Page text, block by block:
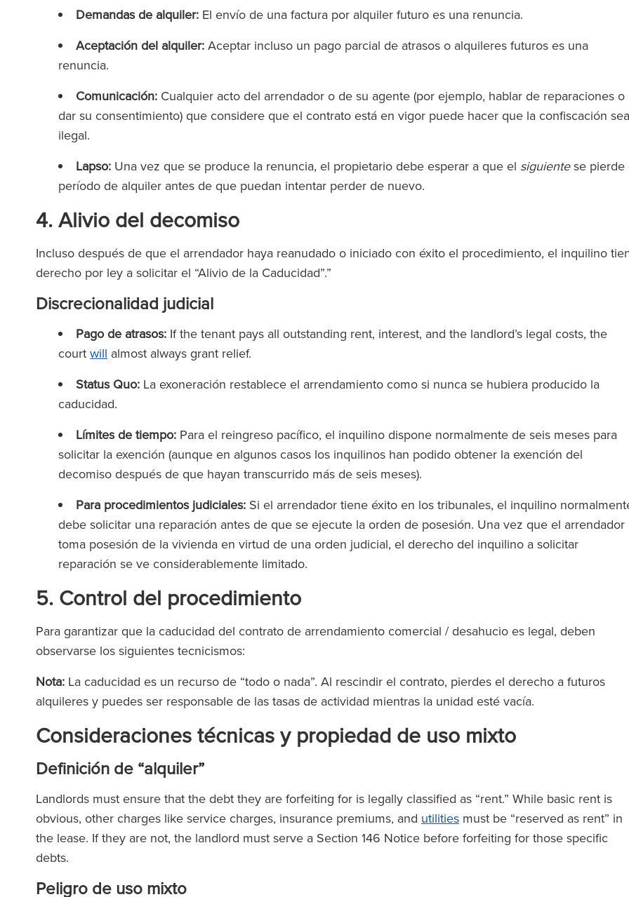
Demandas de alquiler: El envío de una factura por alquiler futuro es una renuncia.
Aceptación del alquiler: Aceptar incluso un pago parcial de atrasos o alquileres futuros es una
renuncia.
Comunicación: Cualquier acto del arrendador o de su agente (por ejemplo, hablar de reparaciones o
dar su consentimiento) que considere que el contrato está en vigor puede hacer que la confiscación sea
ilegal.
Lapso: Una vez que se produce la renuncia, el propietario debe esperar a que el siguientese pierde
período de alquiler antes de que puedan intentar perder de nuevo.
4. Alivio del decomiso
Incluso después de que el arrendador haya reanudado o iniciado con éxito el procedimiento, el inquilino
derecho por ley a solicitar el “Alivio de la Caducidad”.”
Discrecionalidad judicial
Pago de atrasos: If the tenant pays all outstanding rent, interest, and the landlord’s legal costs, the
court will almost always grant relief.
Status Quo: La exoneración restablece el arrendamiento como si nunca se hubiera producido la
caducidad.
Límites de tiempo: Para el reingreso pacífico, el inquilino dispone normalmente de seis meses para
solicitar la exención (aunque en algunos casos los inquilinos han podido obtener la exención del
decomiso después de que hayan transcurrido más de seis meses).
Para procedimientos judiciales: Si el arrendador tiene éxito en los tribunales, el inquilino
debe solicitar una reparación antes de que se ejecute la orden de posesión. Una vez que el arrendador
toma posesión de la vivienda en virtud de una orden judicial, el derecho del inquilino a solicitar
reparación se ve considerablemente limitado.
5. Control del procedimiento
Para garantizar que la caducidad del contrato de arrendamiento comercial / desahucio es legal, deben
observarse los siguientes tecnicismos:
Nota: La caducidad es un recurso de “todo o nada”. Al rescindir el contrato, pierdes el derecho a futuros
alquileres y puedes ser responsable de las tasas de actividad mientras la unidad esté vacía.
Consideraciones técnicas y propiedad de uso mixto
Definición de “alquiler”
Landlords must ensure that the debt they are forfeiting for is legally classified as “rent.” While basic rent is
obvious, other charges like service charges, insurance premiums, and utilities must be “reserved as rent” in
the lease. If they are not, the landlord must serve a Section 146 Notice before forfeiting for those specific
debts.
Peligro de uso mixto